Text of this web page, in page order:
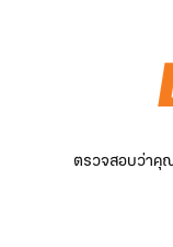
ตรวจสอบว่าคุ